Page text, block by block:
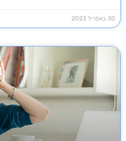
30 באפריל 2023